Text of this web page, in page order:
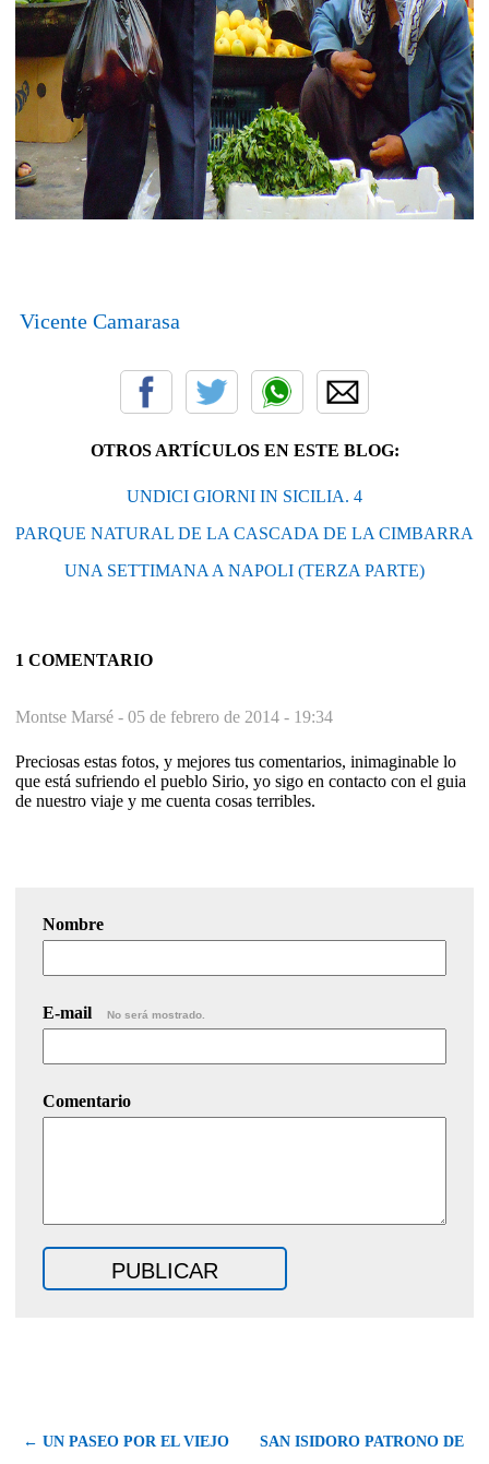
Vicente Camarasa
OTROS ARTÍCULOS EN ESTE BLOG:
UNDICI GIORNI IN SICILIA. 4
PARQUE NATURAL DE LA CASCADA DE LA CIMBARRA
UNA SETTIMANA A NAPOLI (TERZA PARTE)
1 COMENTARIO
Montse Marsé - 05 de febrero de 2014 - 19:34
Preciosas estas fotos, y mejores tus comentarios, inimaginable lo
que está sufriendo el pueblo Sirio, yo sigo en contacto con el guia
de nuestro viaje y me cuenta cosas terribles.
Nombre
E-mail No será mostrado.
Comentario
← UN PASEO POR EL VIEJO
SAN ISIDORO PATRONO DE